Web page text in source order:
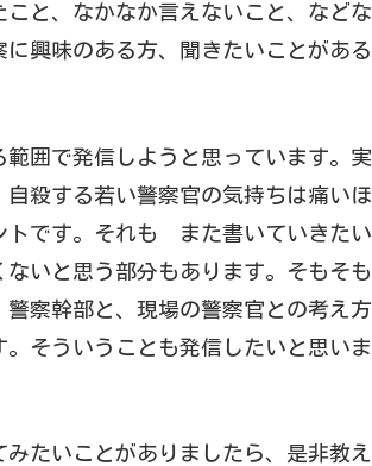
と、なかなか言えないこと、などな
興味のある方、聞きたいことがある
囲で発信しようと思っています。実
殺する若い警察官の気持ちは痛いほ
トです。それも また書いていきたい
いと思う部分もあります。そもそも
察幹部と、現場の警察官との考え方
そういうことも発信したいと思いま
たいことがありましたら、是非教え